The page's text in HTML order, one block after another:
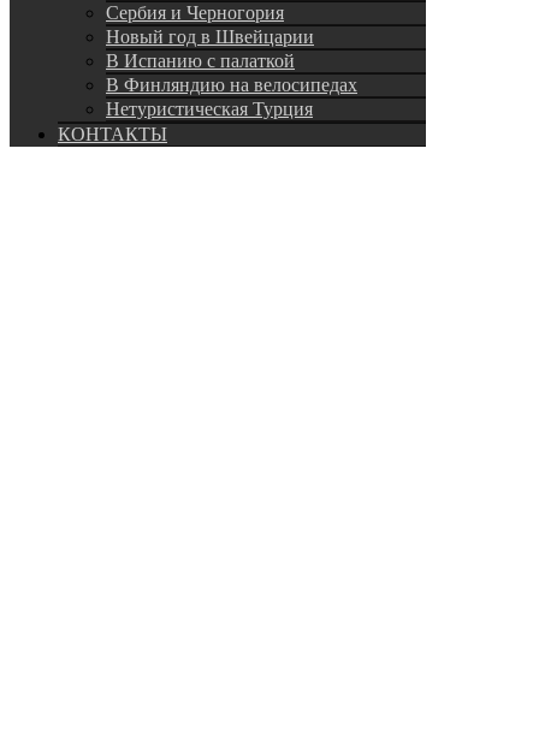
Сербия и Черногория
Новый год в Швейцарии
В Испанию с палаткой
В Финляндию на велосипедах
Нетуристическая Турция
КОНТАКТЫ